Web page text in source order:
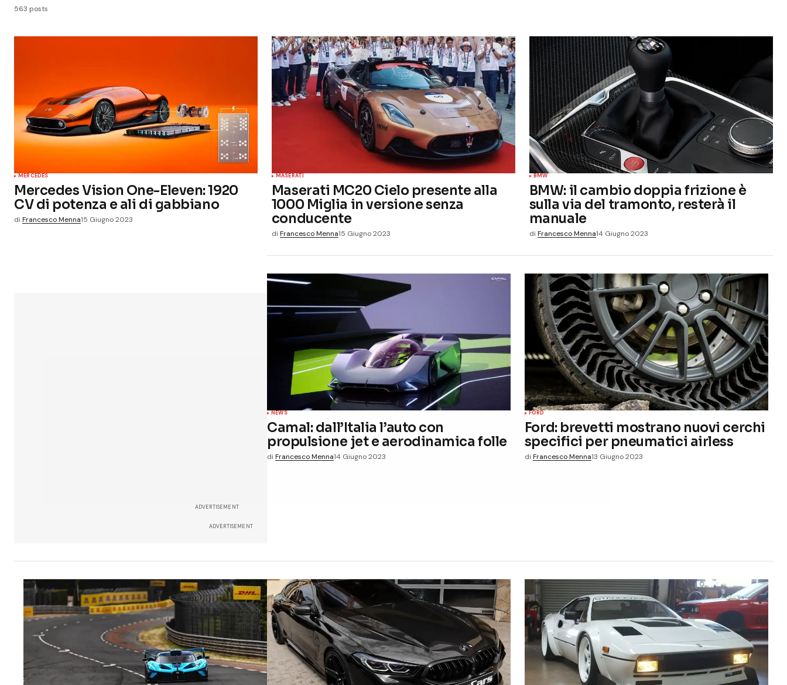
563 posts
MERCEDES
Mercedes Vision One-Eleven: 1920
CV di potenza e ali di gabbiano
di Francesco Menna15 Giugno 2023
MASERATI
Maserati MC20 Cielo presente alla
1000 Miglia in versione senza
conducente
di Francesco Menna15 Giugno 2023
BMW
BMW: il cambio doppia frizione è
sulla via del tramonto, resterà il
manuale
di Francesco Menna14 Giugno 2023
ADVERTISEMENT
ADVERTISEMENT
NEWS
Camal: dall’Italia l’auto con
propulsione jet e aerodinamica folle
di Francesco Menna14 Giugno 2023
FORD
Ford: brevetti mostrano nuovi cerchi
specifici per pneumatici airless
di Francesco Menna13 Giugno 2023